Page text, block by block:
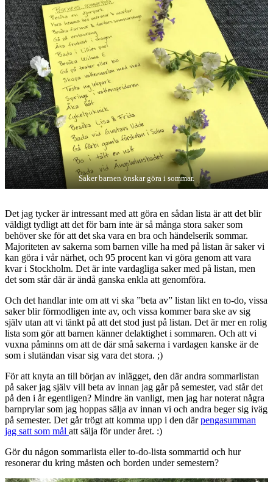
Saker barnen önskar göra i sommar.
Det jag tycker är intressant med att göra en sådan lista är att det blir
väldigt tydligt att det för barn inte är så många stora saker som
behöver ske för att det ska vara en bra och händelserik sommar.
Majoriteten av sakerna som barnen ville ha med på listan är saker vi
kan göra i vår närhet, och 95 procent kan vi göra genom att vara
kvar i Stockholm. Det är inte vardagliga saker med på listan, men
det som står där är ändå ganska enkla att genomföra.
Och det handlar inte om att vi ska ”beta av” listan likt en to-do, vissa
saker blir förmodligen inte av, och vissa kommer bara ske av sig
själv utan att vi tänkt på att det stod just på listan. Det är mer en rolig
lista som gör att barnen känner delaktighet i sommaren. Och att vi
vuxna påminns om att de där små sakerna i vardagen kanske är de
som i slutändan visar sig vara det stora. ;)
För att knyta an till början av inlägget, den där andra sommarlistan
på saker jag själv vill beta av innan jag går på semester, vad står det
på den i år egentligen? Mindre än vanligt, men jag har noterat några
barnprylar som jag hoppas sälja av innan vi och andra beger sig iväg
på semester. Det går trögt att komma upp i den därpengasumman
jag satt som mål att sälja för under året. :)
Gör du någon sommarlista eller to-do-lista sommartid och hur
resonerar du kring måsten och borden under semestern?